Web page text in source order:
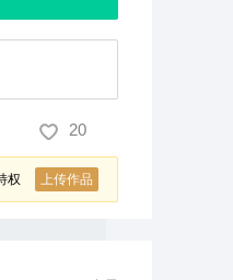
20
权 上传作品